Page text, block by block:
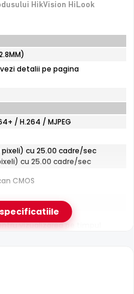
si nu deranjeaza.
SL(2.8MM) are un
pentru a permite luminii IR
HikVision HiLook
detalii pe pagina
/ H.264 / MJPEG
pixeli) cu 25.00 cadre/sec
cu 25.00 cadre/sec
CMOS
vizualizarea pe timpul